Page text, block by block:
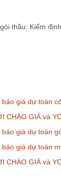
thầu: Kiểm
giá dự toán
CHÀO GIÁ và
giá dự toán
giá dự toán
CHÀO GIÁ và